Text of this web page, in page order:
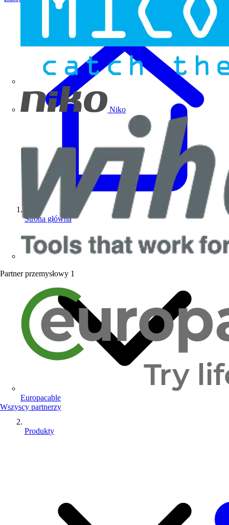
Niko
Partner przemysłowy 1
Europacable
Wszyscy partnerzy
Strona główna
Produkty